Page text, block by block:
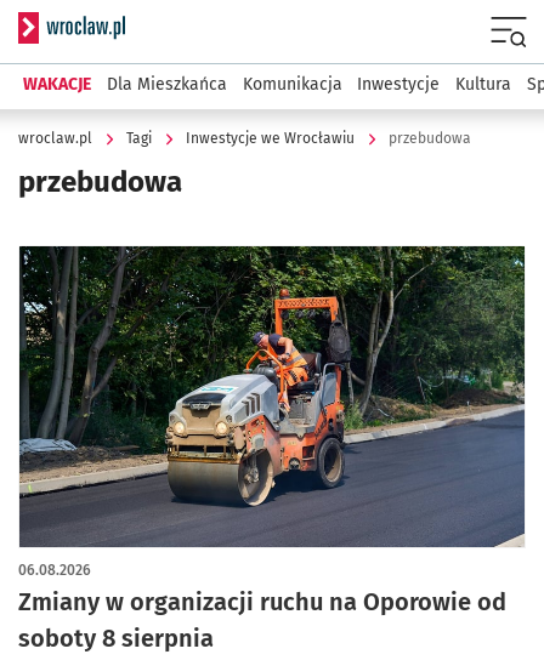
Serwis informacyjny wroclaw.pl
WAKACJE Dla Mieszkańca Komunikacja Inwestycje Kultura
wroclaw.pl Tagi Inwestycje we Wrocławiu przebudowa
przebudowa
Zmiany w organizacji ruchu na Oporowie od
soboty 8 sierpnia
06.08.2026